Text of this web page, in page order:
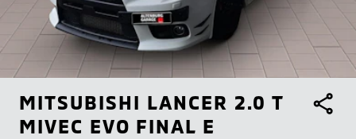
MITSUBISHI LANCER 2.0 T
MIVEC EVO FINAL E